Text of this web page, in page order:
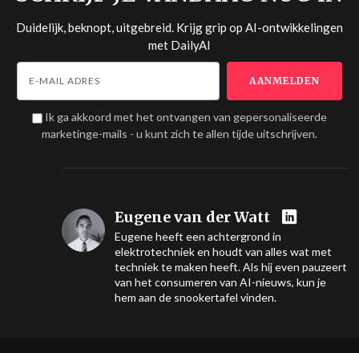
Duidelijk, beknopt, uitgebreid. Krijg grip op AI-ontwikkelingen
met DailyAI
Ik ga akkoord met het ontvangen van gepersonaliseerde
marketinge-mails - u kunt zich te allen tijde uitschrijven.
Eugene van der Watt
Eugene heeft een achtergrond in
elektrotechniek en houdt van alles wat met
techniek te maken heeft. Als hij even pauzeert
van het consumeren van AI-nieuws, kun je
hem aan de snookertafel vinden.